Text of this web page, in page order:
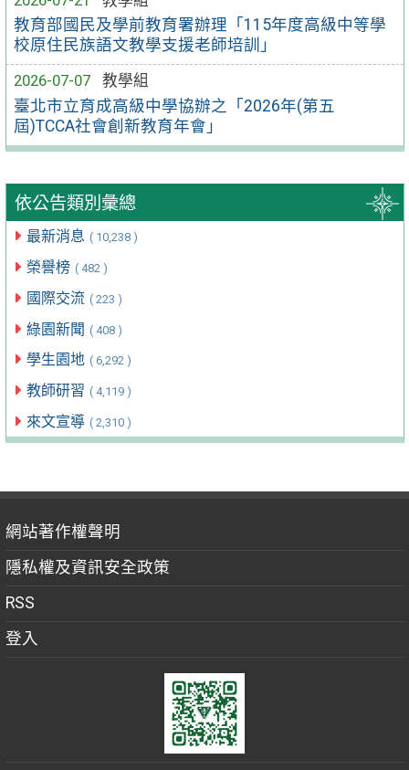
教育部國民及學前教育署辦理「115年度高級中等學
校原住民族語文教學支援老師培訓」
2026-07-07
教學組
臺北市立育成高級中學協辦之「2026年(第五
屆)TCCA社會創新教育年會」
依公告類別彙總
最新消息 ( 10,238 )
榮譽榜 ( 482 )
國際交流 ( 223 )
綠園新聞 ( 408 )
學生園地 ( 6,292 )
教師研習 ( 4,119 )
來文宣導 ( 2,310 )
網站著作權聲明
隱私權及資訊安全政策
RSS
登入